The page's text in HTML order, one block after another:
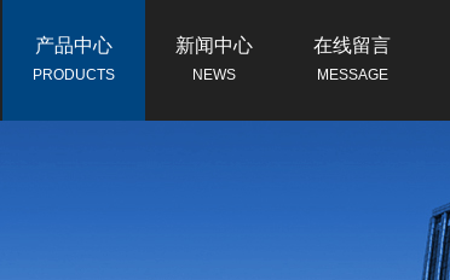
产品中心
PRODUCTS
新闻中心
NEWS
在线留言
MESSAGE